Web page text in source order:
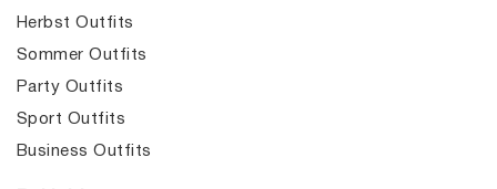
Herbst Outfits
Sommer Outfits
Party Outfits
Sport Outfits
Business Outfits